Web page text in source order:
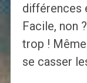
différences
Facile, non
trop !
se casser